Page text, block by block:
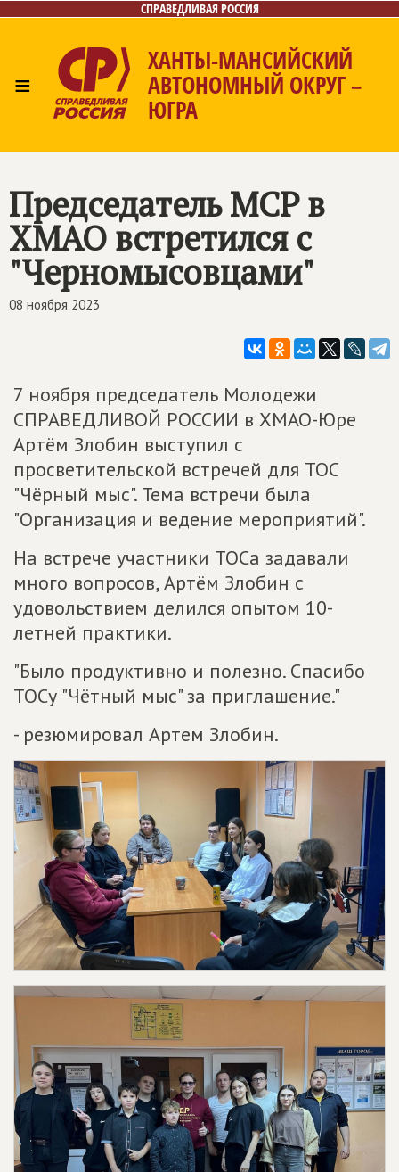
СПРАВЕДЛИВАЯ РОССИЯ
≡
ХАНТЫ-МАНСИЙСКИЙ
АВТОНОМНЫЙ ОКРУГ –
ЮГРА
Контакты
Председатель МСР в
ХМАО встретился с
"Черномысовцами"
08 ноября 2023
7 ноября председатель Молодежи
СПРАВЕДЛИВОЙ РОССИИ в ХМАО-Юре
Артём Злобин выступил с
просветительской встречей для ТОС
"Чёрный мыс". Тема встречи была
"Организация и ведение мероприятий".
На встрече участники ТОСа задавали
много вопросов, Артём Злобин с
удовольствием делился опытом 10-
летней практики.
"Было продуктивно и полезно. Спасибо
ТОСу "Чётный мыс" за приглашение."
- резюмировал Артем Злобин.